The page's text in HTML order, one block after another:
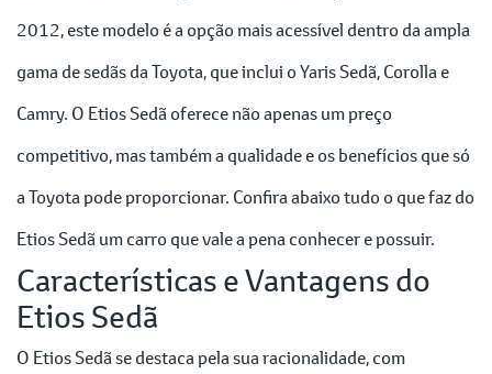
2012, este modelo é a opção mais acessível dentro da ampla
gama de sedãs da Toyota, que inclui o Yaris Sedã, Corolla e
Camry. O Etios Sedã oferece não apenas um preço
competitivo, mas também a qualidade e os benefícios que só
a Toyota pode proporcionar. Confira abaixo tudo o que faz do
Etios Sedã um carro que vale a pena conhecer e possuir.
Características e Vantagens do
Etios Sedã
O Etios Sedã se destaca pela sua racionalidade, com